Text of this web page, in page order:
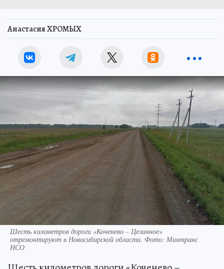
Шесть километров дороги «Коченево – Целинное»
отремонтируют в Новосибирской области. Фото: Минтранс